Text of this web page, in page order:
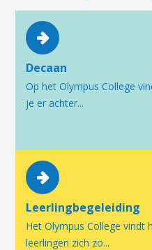
Decaan
Op het Olympus College
je er achter...
Leerlingbegeleiding
Het Olympus College vindt
leerlingen zich zo...